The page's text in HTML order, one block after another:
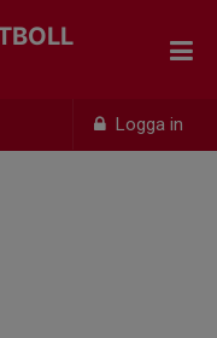
Logga in